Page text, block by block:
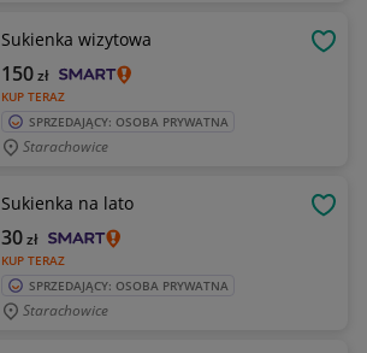
Sukienka wizytowa
KUP TERAZ
150zł
SPRZEDAJĄCY: OSOBA PRYWATNA
Starachowice
Sukienka na lato
KUP TERAZ
30zł
SPRZEDAJĄCY: OSOBA PRYWATNA
Starachowice